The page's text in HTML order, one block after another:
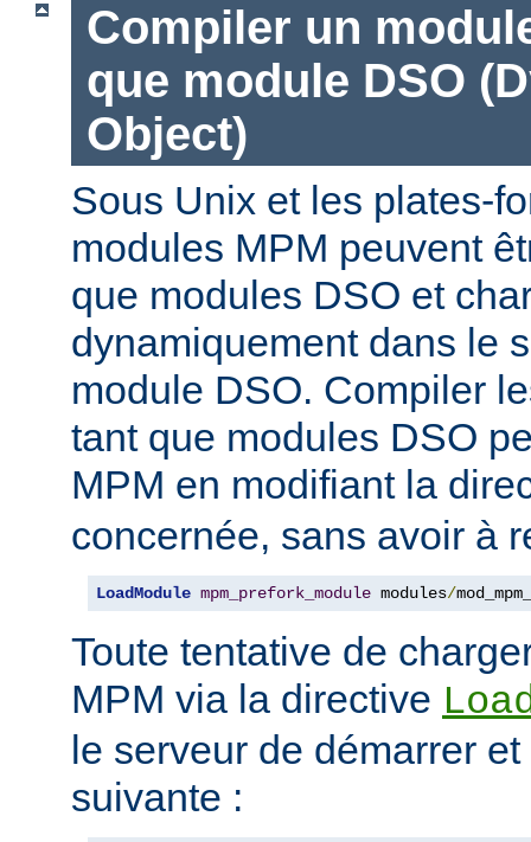
Compiler un
que module DSO
Object)
Sous Unix et les plates-
modules MPM peuvent
que modules DSO et
dynamiquement dans le
module DSO. Compiler
tant que modules DSO
MPM en modifiant la
concernée, sans avoir à
LoadModule mpm_prefork_module modules/
Toute tentative de
MPM via la directive
le serveur de démarrer
suivante :